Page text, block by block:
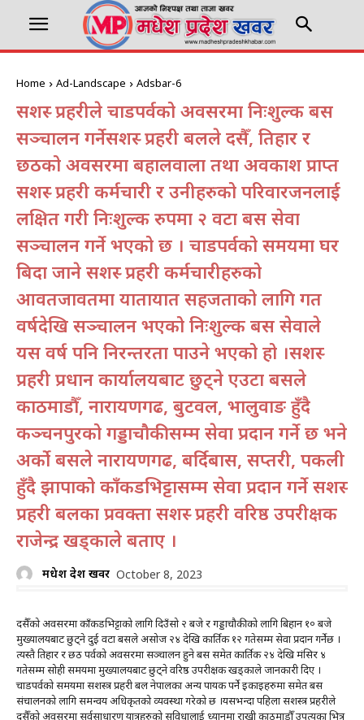
Home Ad-Landscape Adsbar-6
सशस्त्र प्रहरीले चाडपर्वको अवसरमा निःशुल्क बस
सञ्चालन गर्नेसशस्त्र प्रहरी बलले दसैँ, तिहार र
छठको अवसरमा बहालवाला तथा अवकाश प्राप्त
सशस्त्र प्रहरी कर्मचारी र उनीहरुको परिवारजनलाई
लक्षित गरी निःशुल्क रुपमा २ वटा बस सेवा
सञ्चालन गर्ने भएको छ । चाडपर्वको समयमा घर
बिदा जाने सशस्त्र प्रहरी कर्मचारीहरुको
आवतजावतमा यातायात सहजताको लागि गत
वर्षदेखि सञ्चालन भएको निःशुल्क बस सेवाले
यस वर्ष पनि निरन्तरता पाउने भएको हो ।सशस्त्र
प्रहरी प्रधान कार्यालयबाट छुट्ने एउटा बसले
काठमाडौँ, नारायणगढ, बुटवल, भालुवाङ हुँदै
कञ्चनपुरको गड्डाचौकीसम्म सेवा प्रदान गर्ने छ भने
अर्को बसले नारायणगढ, बर्दिबास, सप्तरी, पकली
हुँदै झापाको काँकडभिट्टासम्म सेवा प्रदान गर्ने सशस्त्र
प्रहरी बलका प्रवक्ता सशस्त्र प्रहरी वरिष्ठ उपरीक्षक
राजेन्द्र खड्काले बताए ।
मधेश प्रदेश खवर October 8, 2023
दसैँको अवसरमा काँकडभिट्टाको लागि दिउँसो २ बजे र गड्डाचौकीको लागि बिहान १० बजे
मुख्यालयबाट छुट्ने दुई वटा बसले असोज २४ देखि कार्तिक १२ गतेसम्म सेवा प्रदान गर्नेछ ।
त्यस्तै तिहार र छठ पर्वको अवसरमा सञ्चालन हुने बस समेत कार्तिक २४ देखि मंसिर ४
गतेसम्म सोही समयमा मुख्यालयबाट छुट्ने वरिष्ठ उपरीक्षक खड्काले जानकारी दिए ।
चाडपर्वको समयमा सशस्त्र प्रहरी बल नेपालका अन्य पायक पर्ने इकाइहरुमा समेत बस
संचालनको लागि समन्वय अधिकृतको व्यवस्था गरेको छ ।यसभन्दा पहिला सशस्त्र प्रहरीले
दसैँको अवसरमा सर्वसाधारण यात्रुहरुको सुविधालाई ध्यानमा राखी काठमाडौँ उपत्यका भित्र